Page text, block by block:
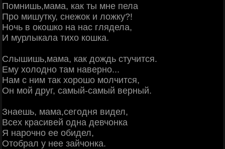
Помнишь,мама, как ты мне пела
Про мишутку, снежок и ложку?!
Ночь в окошко на нас глядела,
И мурлыкала тихо кошка.
Слышишь,мама, как дождь стучится.
Ему холодно там наверно...
Нам с ним так хорошо молчится,
Он мой друг, самый-самый верный.
Знаешь, мама,сегодня видел,
Всех красивей одна девчонка
Я нарочно ее обидел,
Отобрал у нее зайчонка.